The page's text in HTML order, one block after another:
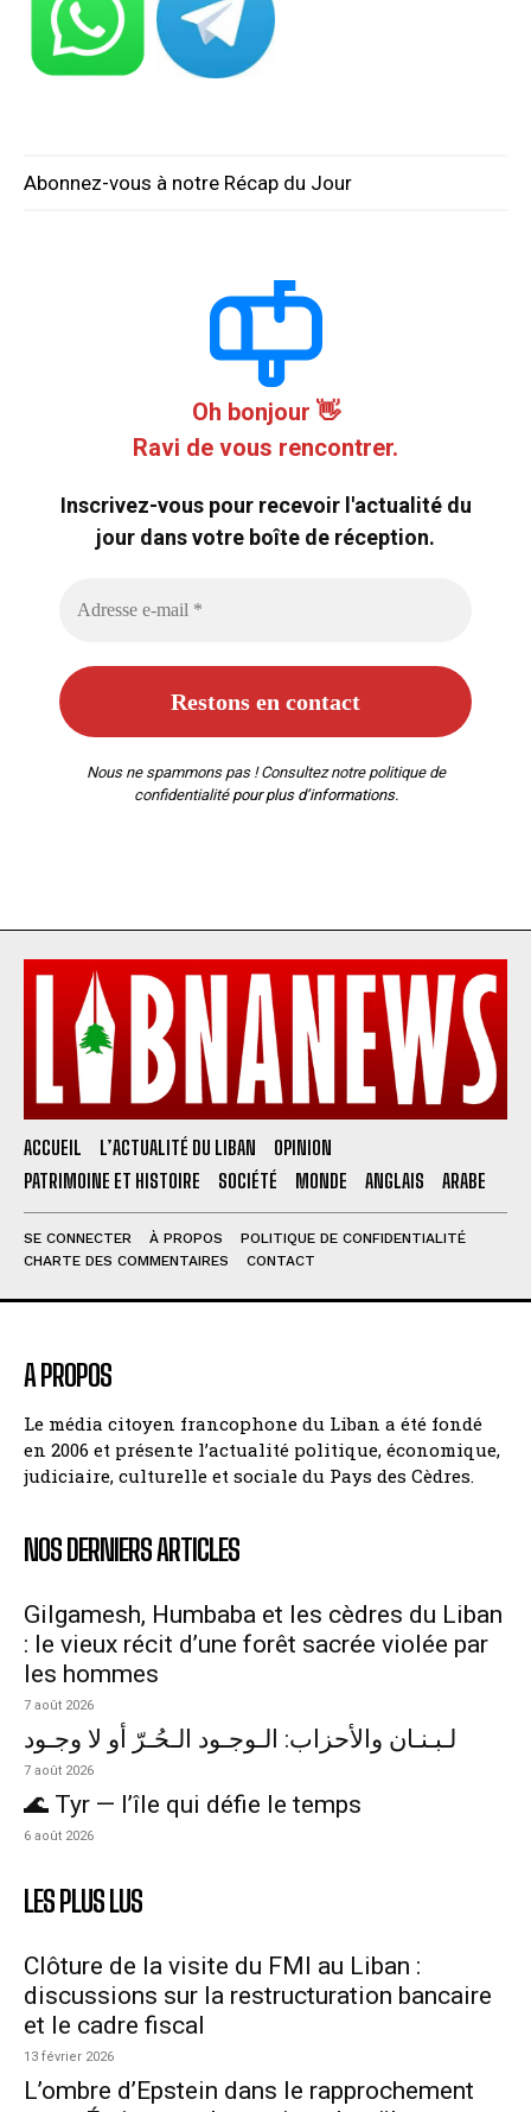
Abonnez-vous à notre Récap du Jour
Oh bonjour 👋
Ravi de vous rencontrer.
Inscrivez-vous pour recevoir l'actualité du
jour dans votre boîte de réception.
Nous ne spammons pas ! Consultez notre politique de
confidentialitépour plus d’informations.
ACCUEIL L’ACTUALITÉ DU LIBAN
OPINION
PATRIMOINE ET HISTOIRE
SOCIÉTÉ MONDE ANGLAIS ARABE
SE CONNECTER À PROPOS
POLITIQUE DE CONFIDENTIALITÉ
CHARTE DES COMMENTAIRES
CONTACT
A PROPOS
Le média citoyen francophone du Liban a été fondé
en 2006 et présente l’actualité politique, économique,
judiciaire, culturelle et sociale du Pays des Cèdres.
NOS DERNIERS ARTICLES
Gilgamesh, Humbaba et les cèdres du Liban
: le vieux récit d’une forêt sacrée violée par
les hommes
7 août 2026
لـبـنـان والأحزاب: الـوجـود الـحُـرّ أو لا وجـود
7 août 2026
🌊 Tyr — l’île qui défie le temps
6 août 2026
LES PLUS LUS
Clôture de la visite du FMI au Liban :
discussions sur la restructuration bancaire
et le cadre fiscal
13 février 2026
L’ombre d’Epstein dans le rapprochement